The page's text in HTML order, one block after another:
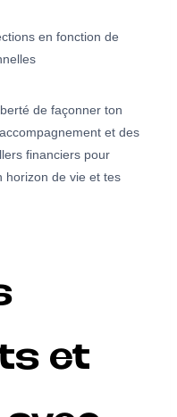
en fonction de
de façonner ton
et des
financiers pour
horizon de vie et tes
et